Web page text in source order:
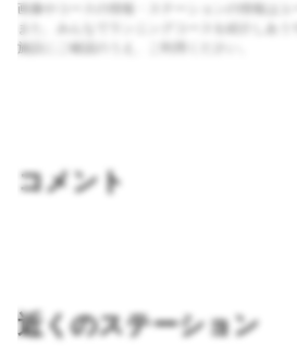
画像やコースの情報・ステーションの情報はユ
また、みんなでランニングコースを紹介しあ
施設にご確認のうえ、ご利用ください。
コメント
近くのステーション